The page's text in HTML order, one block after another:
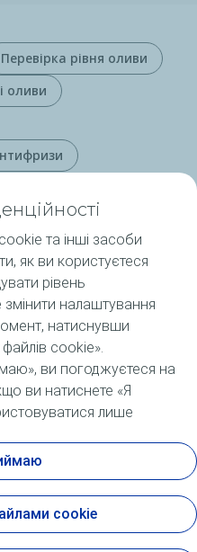
Перевірка рівня оливи
оливи
та інші засоби
як ви користуєтеся
рівень
налаштування
натиснувши
cookie».
ви погоджуєтеся на
ви натиснете «Я
лише
для належного
інформацію можна
персональних даних і
даних і засобів
cookie